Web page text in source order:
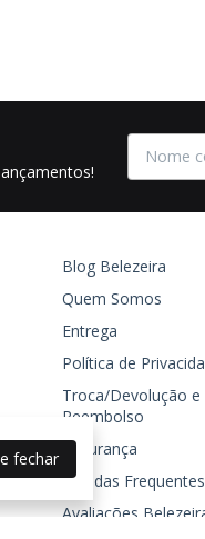
fechar
Blog Belezeira
Quem Somos
Entrega
Política de
Troca/Devolução e
Reembolso
Segurança
Dúvidas Frequentes
Avaliações